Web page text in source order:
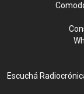
Escuchá